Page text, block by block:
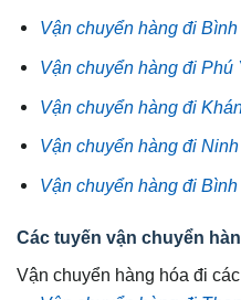
Vận chuyển hàng đi
Vận chuyển hàng đi Phú
Vận chuyển hàng đi
Vận chuyển hàng đi
Vận chuyển hàng đi Bình
Các tuyến vận chuyển
Vận chuyển hàng hóa đi